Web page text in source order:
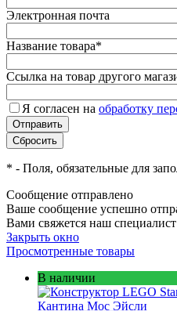
Электронная почта
Название товара*
Ссылка на товар другого
Я согласен на обработку
* - Поля, обязательные для
Сообщение отправлено
Ваше сообщение успешно
Вами свяжется наш специалист
Закрыть окно
Просмотренные товары
В наличии